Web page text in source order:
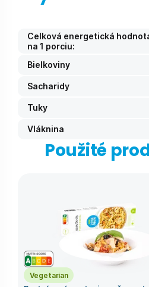
Celková energetická
na 1 porciu:
Bielkoviny
Sacharidy
Tuky
Vláknina
Použité
Vegetarian